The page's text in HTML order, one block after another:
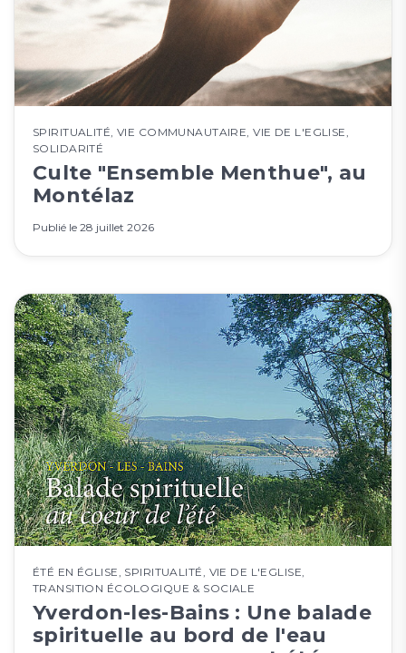
SPIRITUALITÉ ,VIE COMMUNAUTAIRE ,VIE DE L'EGLISE
SOLIDARITÉ
Culte "Ensemble Menthue", au
Montélaz
Publié le 28 juillet 2026
ÉTÉ EN ÉGLISE SPIRITUALITÉ VIE DE L'EGLISE
TRANSITION ÉCOLOGIQUE & SOCIALE
Yverdon-les-Bains : Une balade
spirituelle au bord de l'eau